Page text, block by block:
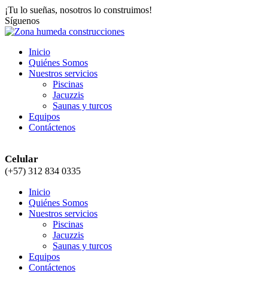
¡Tu lo sueñas, nosotros lo construimos!
Síguenos
Inicio
Quiénes Somos
Nuestros servicios
Piscinas
Jacuzzis
Saunas y turcos
Equipos
Contáctenos
Celular
(+57) 312 834 0335
Inicio
Quiénes Somos
Nuestros servicios
Piscinas
Jacuzzis
Saunas y turcos
Equipos
Contáctenos